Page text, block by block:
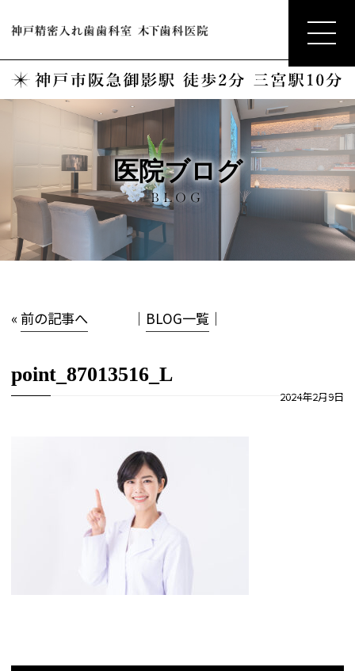
医院ブログ
BLOG
«前の記事へ │ BLOG一覧 │
point_87013516_L
2024年2月9日